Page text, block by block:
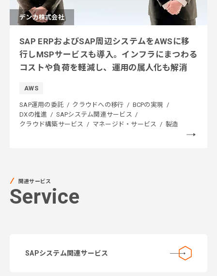
デンカ株式会社
SAP ERPおよびSAP周辺システムをAWSに移
行しMSPサービスも導入。インフラにまつわる
コストや負荷を軽減し、運用の属人化も解消
AWS
SAP運用の委託 クラウドへの移行
BCPの実現
DXの推進
SAPシステム関連サービス
クラウド構築サービス
マネージド・サービス 製造
関連サービス
Service
SAPシステム関連サービス